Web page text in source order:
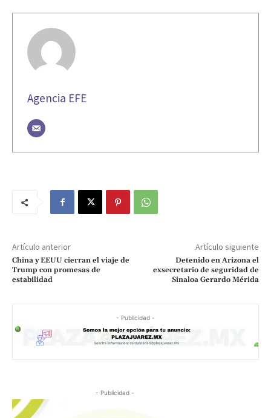
Agencia EFE
Artículo anterior
China y EEUU cierran el viaje de
Trump con promesas de
estabilidad
Artículo siguiente
Detenido en Arizona el
exsecretario de seguridad de
Sinaloa Gerardo Mérida
- Publicidad -
- Publicidad -